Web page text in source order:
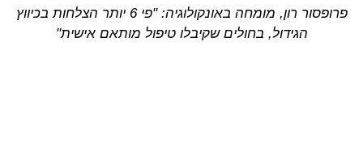
פרופסור רון, מומחה באונקולוגיה: "פי 6 יותר הצלחות בכיווץ
הגידול, בחולים שקיבלו טיפול מותאם אישית"